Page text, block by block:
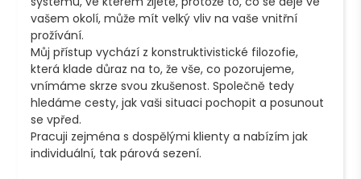
vašem okolí, může mít velký vliv na vaše vnitřní
prožívání.
Můj přístup vychází z konstruktivistické filozofie,
která klade důraz na to, že vše, co pozorujeme,
vnímáme skrze svou zkušenost. Společně tedy
hledáme cesty, jak vaši situaci pochopit a posunout
se vpřed.
Pracuji zejména s dospělými klienty a nabízím jak
individuální, tak párová sezení.